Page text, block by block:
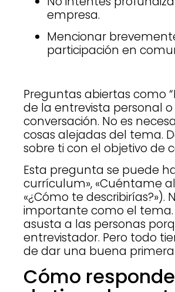
empresa.
Mencionar
participación en
Preguntas abiertas como
de la entrevista personal
conversación. No es
cosas alejadas del tema.
sobre ti con el objetivo de
Esta pregunta se puede
currículum», «Cuéntame
«¿Cómo te
importante como el
asusta a las personas
entrevistador. Pero todo
de dar una buena
Cómo